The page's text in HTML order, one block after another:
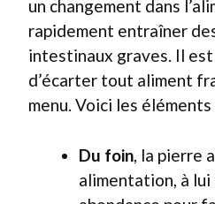
un changement dans
rapidement entraîner
intestinaux graves. Il
d’écarter tout aliment
menu. Voici les
Du foin , la pierre
alimentation, à